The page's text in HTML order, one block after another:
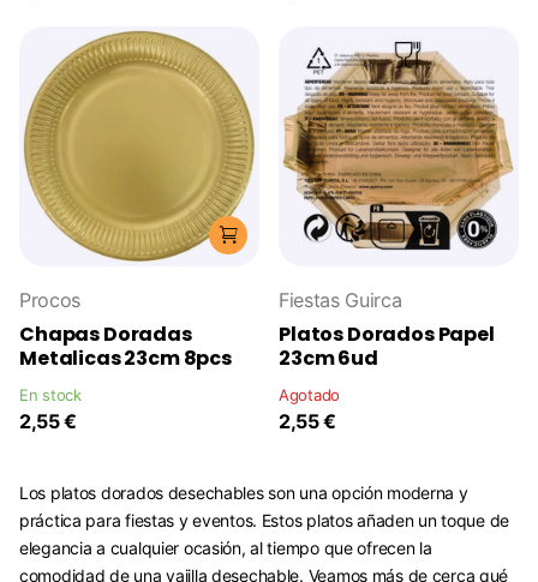
Procos
Chapas Doradas
Metalicas 23cm 8pcs
En stock
2,55 €
Fiestas Guirca
Platos Dorados Papel
23cm 6ud
Agotado
2,55 €
Los platos dorados desechables son una opción moderna y
práctica para fiestas y eventos. Estos platos añaden un toque de
elegancia a cualquier ocasión, al tiempo que ofrecen la
comodidad de una vajilla desechable. Veamos más de cerca qué